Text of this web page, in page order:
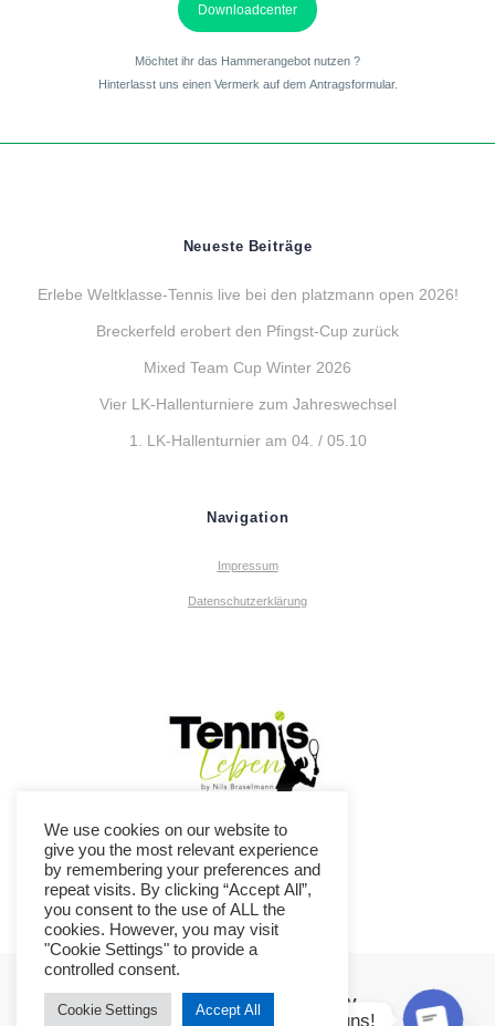
Downloadcenter
Möchtet ihr das Hammerangebot nutzen ?
Hinterlasst uns einen Vermerk auf dem Antragsformular.
Neueste Beiträge
Erlebe Weltklasse-Tennis live bei den platzmann open 2026!
Breckerfeld erobert den Pfingst-Cup zurück
Mixed Team Cup Winter 2026
Vier LK-Hallenturniere zum Jahreswechsel
1. LK-Hallenturnier am 04. / 05.10
Navigation
Impressum
Datenschutzerklärung
TC Ennepetal-Breckerfeld e.V.
We use cookies on our website to
give you the most relevant experience
by remembering your preferences and
repeat visits. By clicking “Accept All”,
you consent to the use of ALL the
cookies. However, you may visit
"Cookie Settings" to provide a
controlled consent.
Cookie Settings Accept AllKontaktiere uns!